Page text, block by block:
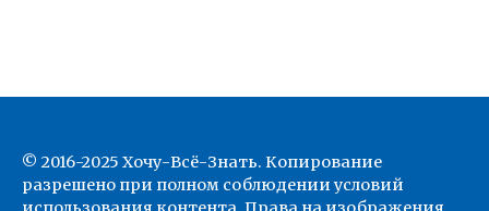
© 2016-2025 Хочу-Всё-Знать. Копирование
разрешено при полном соблюдении условий